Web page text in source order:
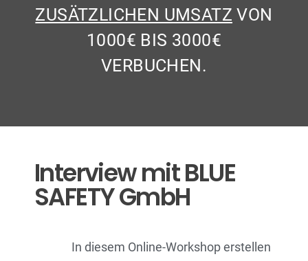
ZUSÄTZLICHEN UMSATZ VON
1000€ BIS 3000€
VERBUCHEN.
Interview mit BLUE
SAFETY GmbH
In diesem Online-Workshop erstellen